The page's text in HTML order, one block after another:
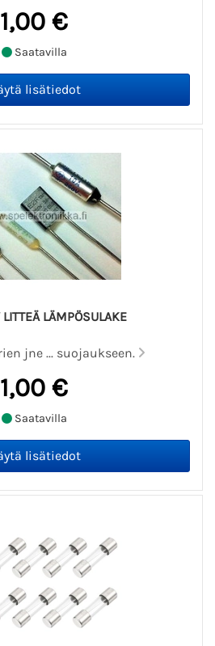
1,00 €
Saatavilla
LÄMPÖSULAKE
jne ... suojaukseen.
1,00 €
Saatavilla